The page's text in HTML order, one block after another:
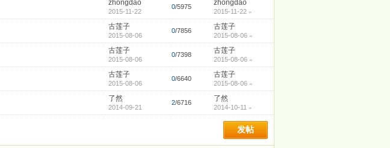
zhongdao
2015-11-22
0/5975 zhongdao
2015-11-22 »
古莲子
2015-08-06
0/7856 古莲子
2015-08-06 »
古莲子
2015-08-06
0/7398 古莲子
2015-08-06 »
古莲子
2015-08-06
0/6640 古莲子
2015-08-06 »
了然
2014-09-21
2/6716 了然
2014-10-11 »
发帖